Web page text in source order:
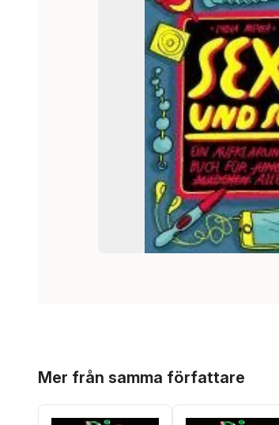
Mer från samma författare